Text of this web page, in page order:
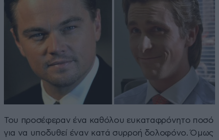
Του προσέφεραν ένα καθόλου ευκαταφρόνητο ποσό
για να υποδυθεί έναν κατά συρροή δολοφόνο. Όμως